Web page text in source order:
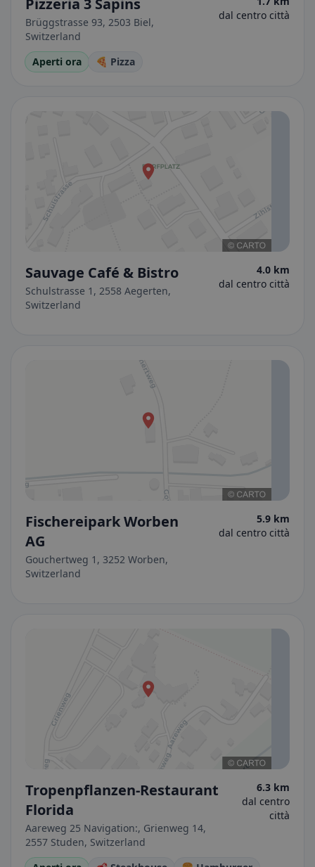
Pizzeria 3 Sapins
Brüggstrasse 93, 2503 Biel,
Switzerland
dal centro città
Aperti ora 🍕 Pizza
Sauvage Café & Bistro
Schulstrasse 1, 2558 Aegerten,
Switzerland
4.0 km
dal centro città
Fischereipark Worben
AG
Gouchertweg 1, 3252 Worben,
Switzerland
5.9 km
dal centro città
Tropenpflanzen-Restaurant
Florida
Aareweg 25 Navigation:, Grienweg 14,
2557 Studen, Switzerland
6.3 km
dal centro
città